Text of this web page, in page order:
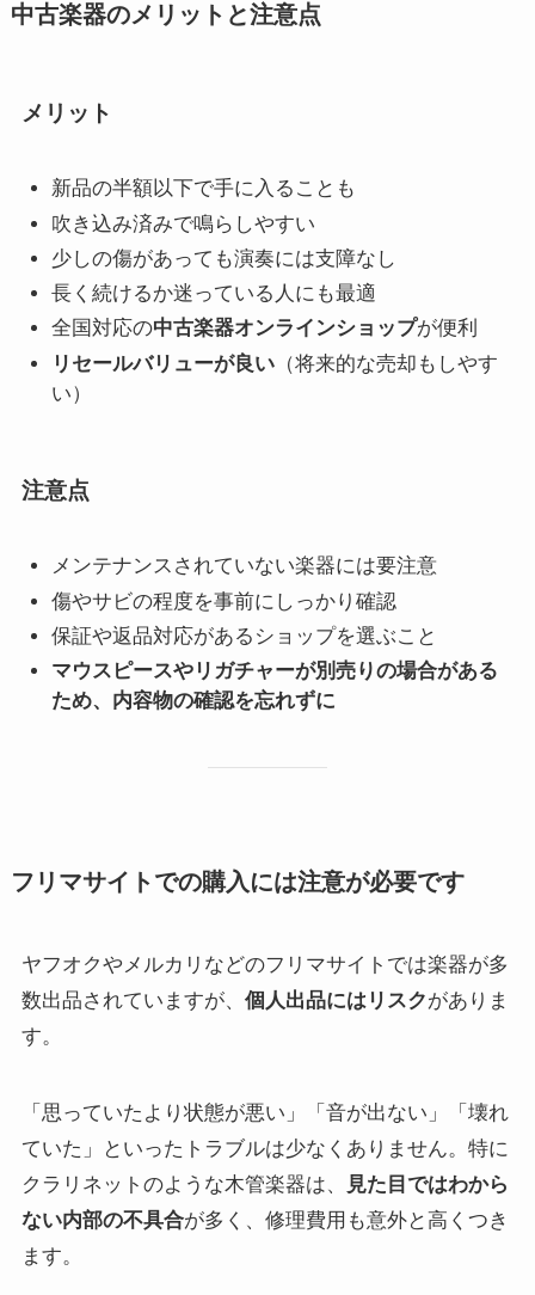
中古楽器のメリットと注意点
メリット
新品の半額以下で手に入ることも
吹き込み済みで鳴らしやすい
少しの傷があっても演奏には支障なし
長く続けるか迷っている人にも最適
全国対応の中古楽器オンラインショップが便利
リセールバリューが良い （将来的な売却もしやす
い）
注意点
メンテナンスされていない楽器には要注意
傷やサビの程度を事前にしっかり確認
保証や返品対応があるショップを選ぶこと
マウスピースやリガチャーが別売りの場合がある
ため、内容物の確認を忘れずに
フリマサイトでの購入には注意が必要です
ヤフオクやメルカリなどのフリマサイトでは楽器が多
数出品されていますが、 個人出品にはリスクがありま
す。
「思っていたより状態が悪い」「音が出ない」「壊れ
ていた」といったトラブルは少なくありません。特に
クラリネットのような木管楽器は、
見た目ではわから
ない内部の不具合が多く、修理費用も意外と高くつき
ます。